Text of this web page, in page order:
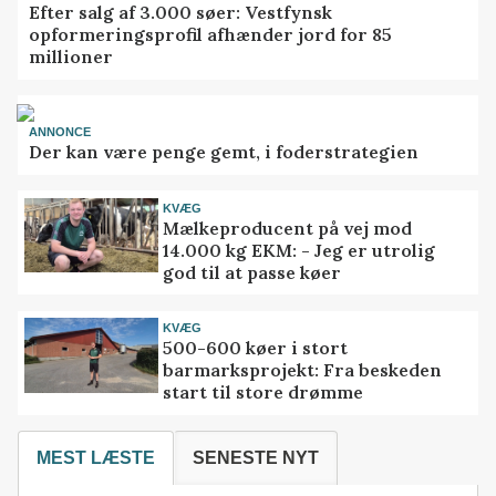
Efter salg af 3.000 søer: Vestfynsk
opformeringsprofil afhænder jord for 85
millioner
ANNONCE
Der kan være penge gemt, i foderstrategien
KVÆG
Mælkeproducent på vej mod
14.000 kg EKM: - Jeg er utrolig
god til at passe køer
KVÆG
500-600 køer i stort
barmarksprojekt: Fra beskeden
start til store drømme
MEST LÆSTE SENESTE NYT